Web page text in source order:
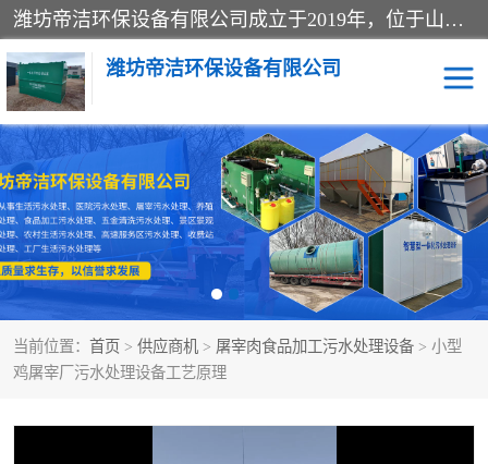
潍坊帝洁环保设备有限公司成立于2019年，位于山东省潍坊市潍城经济开发区；公司专注于环境保护专用设备及配件的研发、生产、安装与销售，同时涉及医用消毒设备、机电设备和仪器仪表的销售。此外，公司提供环保工程施工、环保技术研发与转让、技术服务以及环境工程专项设计服务，致力于为客户提供全面的环保解决方案，助力绿色可持续发展。
潍坊帝洁环保设备有限公司
当前位置： 首页 > 供应商机 > 屠宰肉食品加工污水处理设备 > 小型
鸡屠宰厂污水处理设备工艺原理
一体化提升泵站 屠宰肉食品加工污水处理
设备
一体化生活污水处理设备 学校污水处理设备
医院污水处理设备 喷涂废水油墨废水
玻璃钢一体化污水处理设 水性涂料加工污水处理设